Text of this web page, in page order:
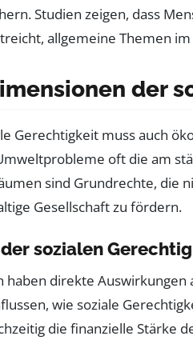
Studien zeigen, dass
allgemeine Themen
der
Gerechtigkeit muss auch
oft die am
sind Grundrechte, die
Gesellschaft zu fördern.
sozialen
haben direkte
wie soziale
die finanzielle Stärke